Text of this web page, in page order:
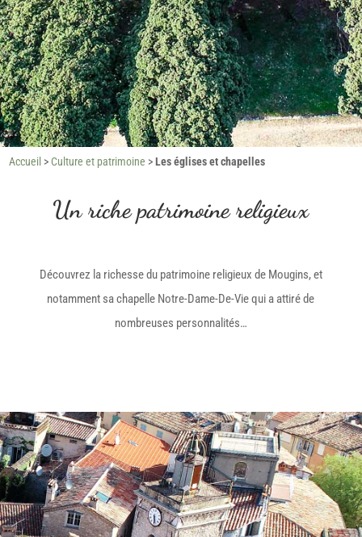
Accueil > Culture et patrimoine >Les églises et chapelles
Un riche patrimoine religieux
Découvrez la richesse du patrimoine religieux de Mougins, et
notamment sa chapelle Notre-Dame-De-Vie qui a attiré de
nombreuses personnalités…